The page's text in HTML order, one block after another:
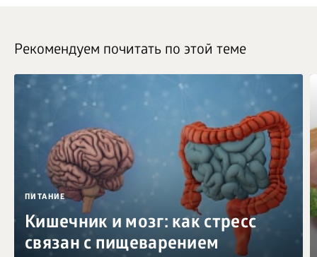
Рекомендуем почитать по этой теме
ПИТАНИЕ
Кишечник и мозг: как стресс
связан с пищеварением